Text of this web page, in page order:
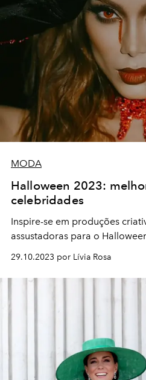
MODA
Halloween 2023:
celebridades
Inspire-se em produções
assustadoras para o
29.10.2023 por Lívia Rosa